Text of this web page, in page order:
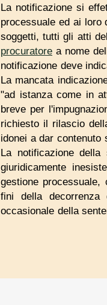
La notificazione si
processuale ed ai
soggetti, tutti gli atti
procuratore a nome
notificazione deve
La mancata
"ad istanza come in
breve per
richiesto il rilascio
idonei a dar contenuto
La notificazione
giuridicamente
gestione
fini della decorrenza
occasionale della